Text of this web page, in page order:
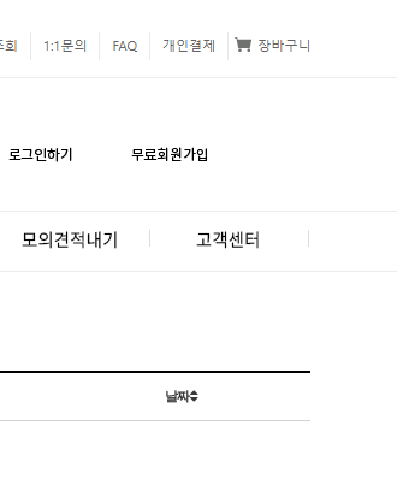
날짜